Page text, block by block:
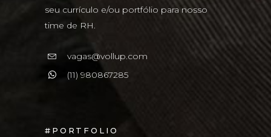
seu currículo e/ou portfólio para nosso
time de RH.
vagas@vollup.com
(11) 980867285
#PORTFOLIO